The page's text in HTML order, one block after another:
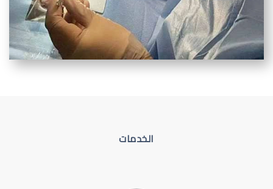
الخدمات